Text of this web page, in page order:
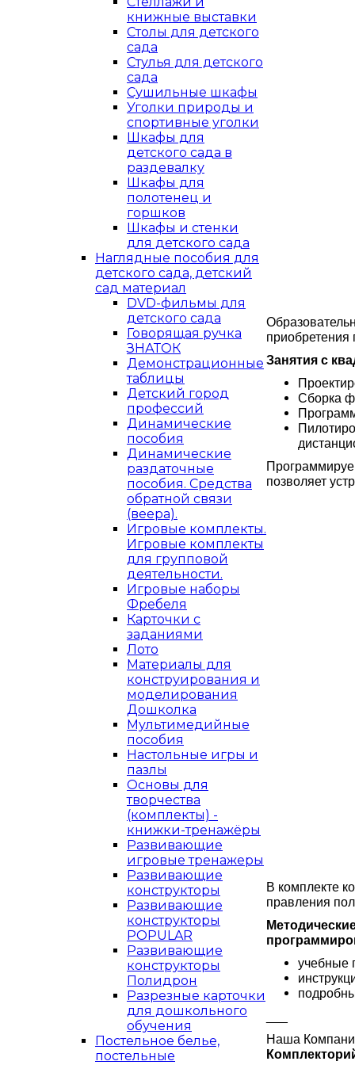
книжные выставки
Столы для детского
сада
Стулья для детского
сада
Сушильные шкафы
Уголки природы и
спортивные уголки
Шкафы для
детского сада в
раздевалку
Шкафы для
полотенец и
горшков
Шкафы и стенки
для детского сада
Наглядные пособия для
детского сада, детский
сад материал
DVD-фильмы для
детского сада
Говорящая ручка
ЗНАТОК
Демонстрационные
таблицы
Детский город
профессий
Динамические
пособия
Динамические
раздаточные
пособия. Средства
обратной связи
(веера).
Игровые комплекты.
Игровые комплекты
для групповой
деятельности.
Игровые наборы
Фребеля
Карточки с
заданиями
Лото
Материалы для
конструирования и
моделирования
Дошколка
Мультимедийные
пособия
Настольные игры и
пазлы
Основы для
творчества
(комплекты) -
книжки-тренажёры
Развивающие
игровые тренажеры
Развивающие
конструкторы
Развивающие
конструкторы
POPULAR
Развивающие
конструкторы
Полидрон
Разрезные карточки
для дошкольного
обучения
Постельное белье,
постельные
приобретения
Занятия с
Сборка
позволяет
В комплекте
правления
учебные
Наша